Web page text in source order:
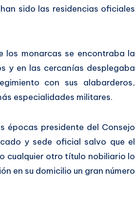
han sido las residencias oficiales
los monarcas se encontraba la
y en las cercanías desplegaba
con sus alabarderos,
especialidades militares.
épocas presidente del Consejo
y sede oficial salvo que el
cualquier otro título nobiliario lo
en su domicilio un gran número